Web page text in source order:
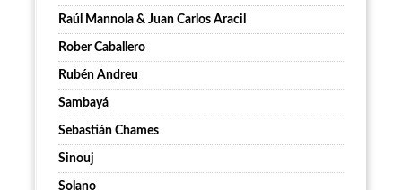
Raúl Mannola & Juan Carlos Aracil
Rober Caballero
Rubén Andreu
Sambayá
Sebastián Chames
Sinouj
Solano